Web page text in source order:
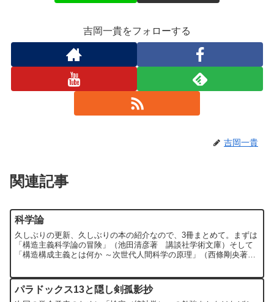
吉岡一貴をフォローする
吉岡一貴
関連記事
科学論
久しぶりの更新、久しぶりの本の紹介なので、3冊まとめて。まずは
「構造主義科学論の冒険」（池田清彦著 講談社学術文庫）そして
「構造構成主義とは何か ～次世代人間科学の原理」（西條剛央著
パラドックス13と隠し剣孤影抄